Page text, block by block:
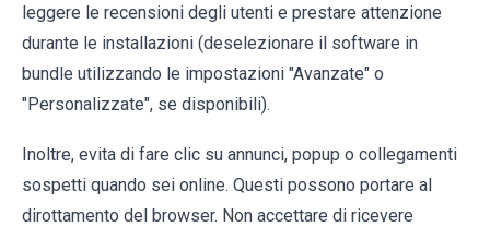
leggere le recensioni degli utenti e prestare attenzione
durante le installazioni (deselezionare il software in
bundle utilizzando le impostazioni "Avanzate" o
"Personalizzate", se disponibili).
Inoltre, evita di fare clic su annunci, popup o collegamenti
sospetti quando sei online. Questi possono portare al
dirottamento del browser. Non accettare di ricevere